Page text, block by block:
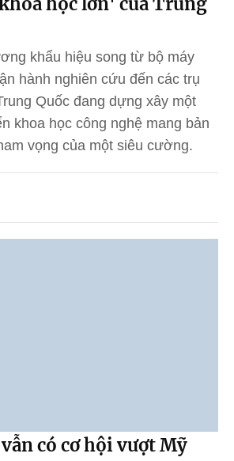
khẩu hiệu song từ bộ máy
hành nghiên cứu đến các trụ
Quốc đang dựng xây một
khoa học công nghệ mang bản
vọng của một siêu cường.
có cơ hội vượt Mỹ